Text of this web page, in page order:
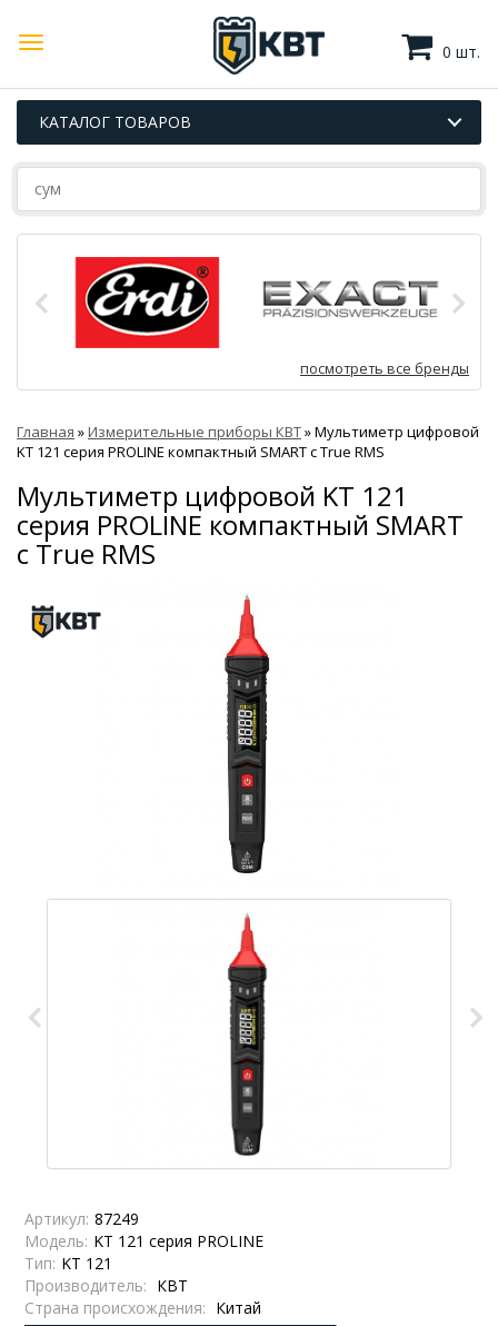
0 шт.
КАТАЛОГ ТОВАРОВ
посмотреть все бренды
Главная »Измерительные приборы КВТ»Мультиметр цифровой
KT 121 серия PROLINE компактный SMART с True RMS
Мультиметр цифровой KT 121
серия PROLINE компактный SMART
с True RMS
Артикул: 87249
Модель: KT 121 серия PROLINE
Тип: KT 121
Производитель: КВТ
Страна происхождения: Китай